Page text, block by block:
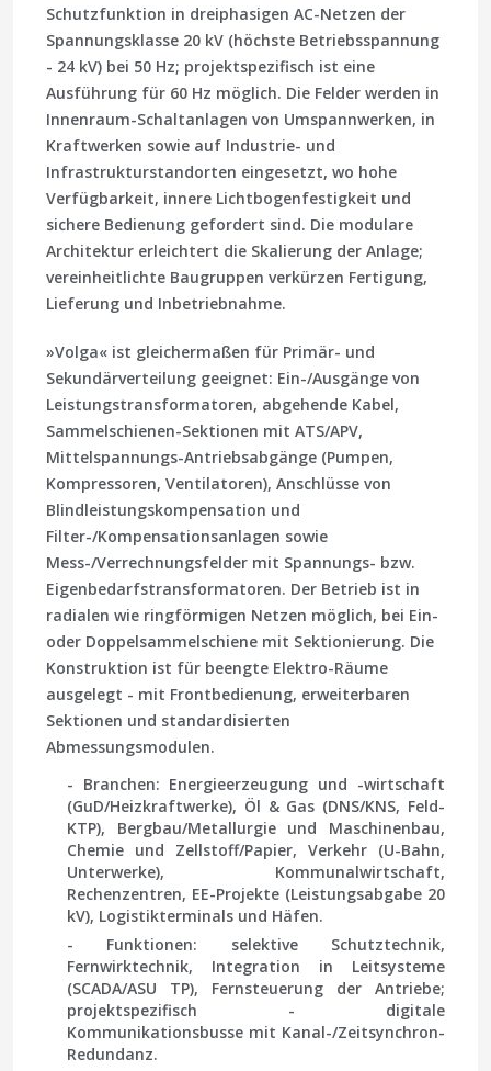
Schutzfunktion in dreiphasigen AC-Netzen der
Spannungsklasse 20 kV (höchste Betriebsspannung
- 24 kV) bei 50 Hz; projektspezifisch ist eine
Ausführung für 60 Hz möglich. Die Felder werden in
Innenraum-Schaltanlagen von Umspannwerken, in
Kraftwerken sowie auf Industrie- und
Infrastrukturstandorten eingesetzt, wo hohe
Verfügbarkeit, innere Lichtbogenfestigkeit und
sichere Bedienung gefordert sind. Die modulare
Architektur erleichtert die Skalierung der Anlage;
vereinheitlichte Baugruppen verkürzen Fertigung,
Lieferung und Inbetriebnahme.
»Volga« ist gleichermaßen für Primär- und
Sekundärverteilung geeignet: Ein-/Ausgänge von
Leistungstransformatoren, abgehende Kabel,
Sammelschienen-Sektionen mit ATS/APV,
Mittelspannungs-Antriebsabgänge (Pumpen,
Kompressoren, Ventilatoren), Anschlüsse von
Blindleistungskompensation und
Filter-/Kompensationsanlagen sowie
Mess-/Verrechnungsfelder mit Spannungs- bzw.
Eigenbedarfstransformatoren. Der Betrieb ist in
radialen wie ringförmigen Netzen möglich, bei Ein-
oder Doppelsammelschiene mit Sektionierung. Die
Konstruktion ist für beengte Elektro-Räume
ausgelegt - mit Frontbedienung, erweiterbaren
Sektionen und standardisierten
Abmessungsmodulen.
- Branchen: Energieerzeugung und -wirtschaft
(GuD/Heizkraftwerke), Öl & Gas (DNS/KNS, Feld-
KTP), Bergbau/Metallurgie und Maschinenbau,
Chemie und Zellstoff/Papier, Verkehr (U-Bahn,
Unterwerke), Kommunalwirtschaft,
Rechenzentren, EE-Projekte (Leistungsabgabe 20
kV), Logistikterminals und Häfen.
- Funktionen: selektive Schutztechnik,
Fernwirktechnik, Integration in Leitsysteme
(SCADA/ASU TP), Fernsteuerung der Antriebe;
projektspezifisch - digitale
Kommunikationsbusse mit Kanal-/Zeitsynchron-
Redundanz.